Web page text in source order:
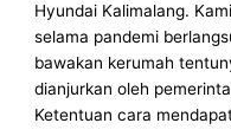
Hyundai Kalimalang.
selama pandemi
bawakan kerumah
dianjurkan oleh
Ketentuan cara